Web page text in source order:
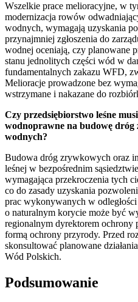
Wszelkie prace melioracyjne, w
modernizacja rowów
wodnych, wymagają uzyskania
przynajmniej zgłoszenia do
wodnej oceniają, czy planowane
stanu jednolitych części wód w
fundamentalnych zakazu WFD,
Melioracje prowadzone bez
wstrzymane i nakazane do
Czy przedsiębiorstwo leśne
wodnoprawne na budowę
wodnych?
Budowa dróg zrywkowych oraz
leśnej w bezpośrednim
wymagająca przekroczenia tych
co do zasady uzyskania
prac wykonywanych w
o naturalnym korycie może być
regionalnym dyrektorem ochrony
formą ochrony przyrody. Przed
skonsultować planowane
Wód Polskich.
Podsumowanie